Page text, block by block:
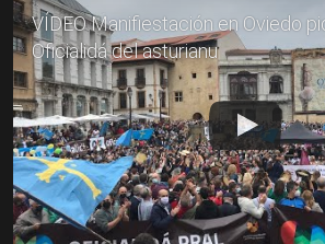
VÍDEO Manifiestación en Oviedo
Oficialidá del asturianu